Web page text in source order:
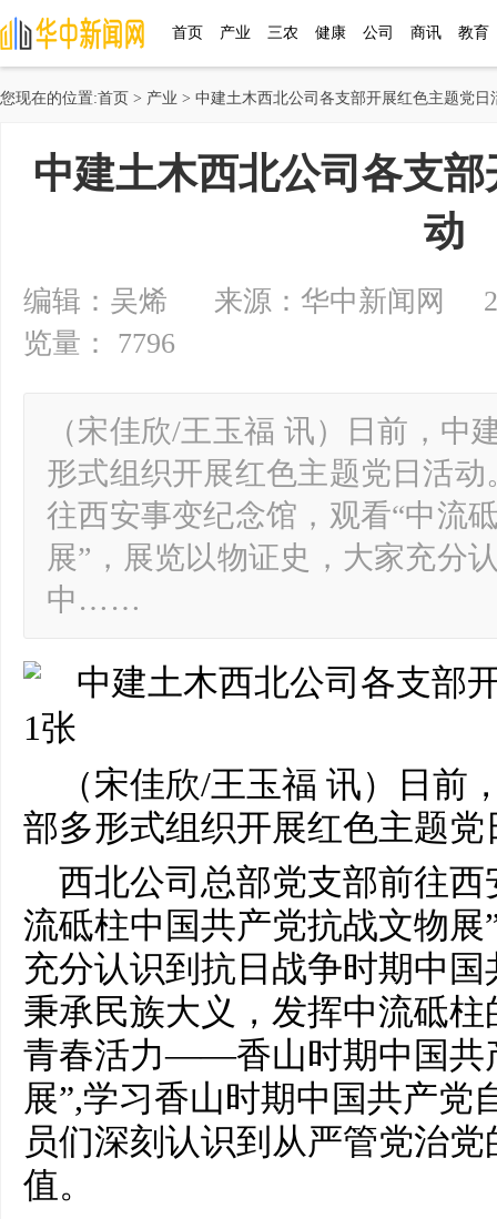
首页 产业 三农 健康 公司 商讯 教育
您现在的位置:首页 > 产业 > 中建土木西北公司各支部开展红色主题党日
中建土木西北公司各支
动
编辑：吴烯 来源：华中新闻网
览量： 7796
（宋佳欣/王玉福 讯）日前，中
形式组织开展红色主题党日活
往西安事变纪念馆，观看“中流
展”，展览以物证史，大家充分
中……
（宋佳欣/王玉福 讯）日前
部多形式组织开展红色主题党
西北公司总部党支部前往
流砥柱中国共产党抗战文物
充分认识到抗日战争时期中
秉承民族大义，发挥中流砥
青春活力——香山时期中国共
展”,学习香山时期中国共产党
员们深刻认识到从严管党治
值。